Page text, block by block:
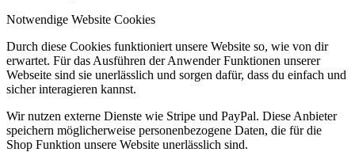
Notwendige Website Cookies
Durch diese Cookies funktioniert unsere Website so, wie von dir
erwartet. Für das Ausführen der Anwender Funktionen unserer
Webseite sind sie unerlässlich und sorgen dafür, dass du einfach und
sicher interagieren kannst.
Wir nutzen externe Dienste wie Stripe und PayPal. Diese Anbieter
speichern möglicherweise personenbezogene Daten, die für die
Shop Funktion unsere Website unerlässlich sind.